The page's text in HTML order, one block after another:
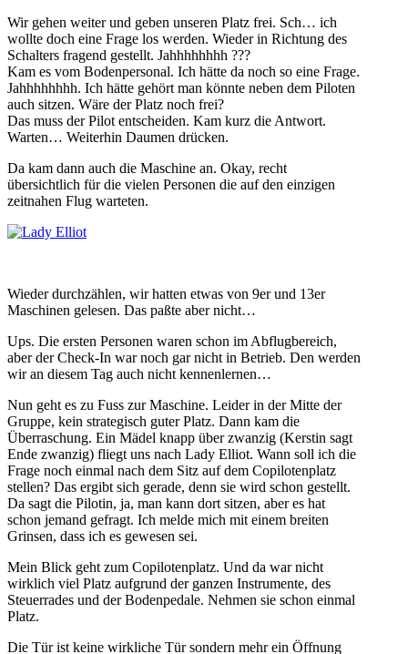
Wir gehen weiter und geben unseren Platz frei. Sch… ich
wollte doch eine Frage los werden. Wieder in Richtung des
Schalters fragend gestellt. Jahhhhhhhh ???
Kam es vom Bodenpersonal. Ich hätte da noch so eine Frage.
Jahhhhhhhh. Ich hätte gehört man könnte neben dem Piloten
auch sitzen. Wäre der Platz noch frei?
Das muss der Pilot entscheiden. Kam kurz die Antwort.
Warten… Weiterhin Daumen drücken.
Da kam dann auch die Maschine an. Okay, recht
übersichtlich für die vielen Personen die auf den einzigen
zeitnahen Flug warteten.
Wieder durchzählen, wir hatten etwas von 9er und 13er
Maschinen gelesen. Das paßte aber nicht…
Ups. Die ersten Personen waren schon im Abflugbereich,
aber der Check-In war noch gar nicht in Betrieb. Den werden
wir an diesem Tag auch nicht kennenlernen…
Nun geht es zu Fuss zur Maschine. Leider in der Mitte der
Gruppe, kein strategisch guter Platz. Dann kam die
Überraschung. Ein Mädel knapp über zwanzig (Kerstin sagt
Ende zwanzig) fliegt uns nach Lady Elliot. Wann soll ich die
Frage noch einmal nach dem Sitz auf dem Copilotenplatz
stellen? Das ergibt sich gerade, denn sie wird schon gestellt.
Da sagt die Pilotin, ja, man kann dort sitzen, aber es hat
schon jemand gefragt. Ich melde mich mit einem breiten
Grinsen, dass ich es gewesen sei.
Mein Blick geht zum Copilotenplatz. Und da war nicht
wirklich viel Platz aufgrund der ganzen Instrumente, des
Steuerrades und der Bodenpedale. Nehmen sie schon einmal
Platz.
Die Tür ist keine wirkliche Tür sondern mehr ein Öffnung